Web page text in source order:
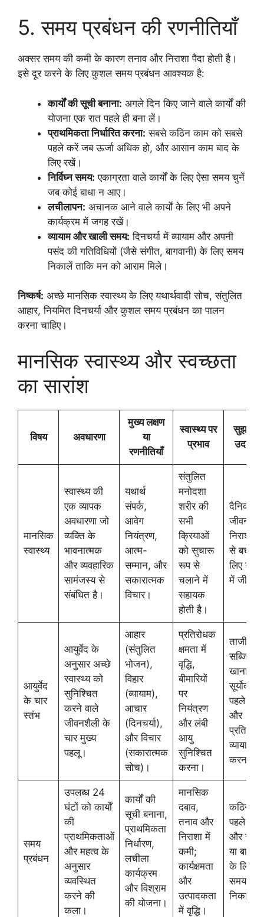
5. समय प्रबंधन की रणनीतियाँ
अक्सर समय की कमी के कारण तनाव और निराशा पैदा होती है।
इसे दूर करने के लिए कुशल समय प्रबंधन आवश्यक है:
कार्यों की सूची बनाना: अगले दिन किए जाने वाले कार्यों की
योजना एक रात पहले ही बना लें।
प्राथमिकता निर्धारित करना: सबसे कठिन काम को सबसे
पहले करें जब ऊर्जा अधिक हो, और आसान काम बाद के
लिए रखें।
निर्विघ्न समय: एकाग्रता वाले कार्यों के लिए ऐसा समय चुनें
जब कोई बाधा न आए।
लचीलापन: अचानक आने वाले कार्यों के लिए भी अपने
कार्यक्रम में जगह रखें।
व्यायाम और खाली समय: दिनचर्या में व्यायाम और अपनी
पसंद की गतिविधियों (जैसे संगीत, बागवानी) के लिए समय
निकालें ताकि मन को आराम मिले।
निष्कर्ष: अच्छे मानसिक स्वास्थ्य के लिए यथार्थवादी सोच, संतुलित
आहार, नियमित दिनचर्या और कुशल समय प्रबंधन का पालन
करना चाहिए।
मानसिक स्वास्थ्य और स्वच्छता
का सारांश
विषय अवधारणा
मुख्य लक्षण
या
रणनीतियाँ
स्वास्थ्य पर
प्रभाव
सुझाव या
उदाहरण
मानसिक
स्वास्थ्य
स्वास्थ्य की
एक व्यापक
अवधारणा जो
व्यक्ति के
भावनात्मक
और व्यवहारिक
सामंजस्य से
संबंधित है।
यथार्थ
संपर्क,
आवेग
नियंत्रण,
आत्म-
सम्मान, और
सकारात्मक
विचार।
संतुलित
मनोदशा
शरीर की
सभी
क्रियाओं
को सुचारू
रूप से
चलाने में
सहायक
होती है।
दैनिक
जीवन की
निराशाओं
से बचने
लिए
में जीना।
आयुर्वेद
के चार
स्तंभ
आयुर्वेद के
अनुसार अच्छे
स्वास्थ्य को
सुनिश्चित
करने वाले
जीवनशैली के
चार मुख्य
पहलू।
आहार
(संतुलित
भोजन),
विहार
(व्यायाम),
आचार
(दिनचर्या),
और विचार
(सकारात्मक
सोच)।
प्रतिरोधक
क्षमता में
वृद्धि,
बीमारियों
पर
नियंत्रण
और लंबी
आयु
सुनिश्चित
करना।
ताजी
सब्जियां
खाना,
सूर्योदय से
पहले
और
प्रतिदिन
व्यायाम
करना।
समय
प्रबंधन
उपलब्ध 24
घंटों को कार्यों
की
प्राथमिकताओं
और महत्व के
अनुसार
व्यवस्थित
करने की
कला।
कार्यों की
सूची बनाना,
प्राथमिकता
निर्धारण,
लचीला
कार्यक्रम
और विश्राम
की योजना।
मानसिक
दबाव,
तनाव और
निराशा में
कमी;
कार्यक्षमता
और
उत्पादकता
में वृद्धि।
कठिन
पहले
और
या
के लिए
समय